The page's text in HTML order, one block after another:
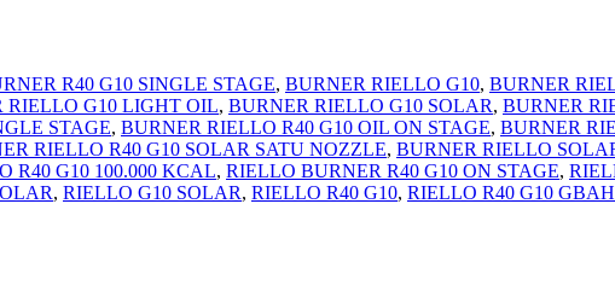
R40 G10 SINGLE STAGE, BURNER RIELLO G10, BURNER
RIELLO G10 LIGHT OIL, BURNER RIELLO G10 SOLAR, BURNER
STAGE, BURNER RIELLO R40 G10 OIL ON STAGE, BURNER
RIELLO R40 G10 SOLAR SATU NOZZLE, BURNER RIELLO
R40 G10 100.000 KCAL, RIELLO BURNER R40 G10 ON STAGE,
, RIELLO G10 SOLAR, RIELLO R40 G10, RIELLO R40 G10